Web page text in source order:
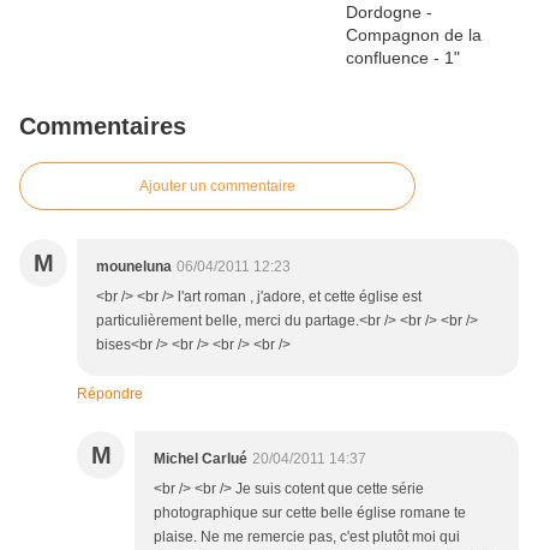
Commentaires
Ajouter un commentaire
M mouneluna 06/04/2011 12:23
<br /> <br /> l'art roman , j'adore, et cette église est
particulièrement belle, merci du partage.<br /> <br /> <br />
bises<br /> <br /> <br /> <br />
Répondre
M Michel Carlué 20/04/2011 14:37
<br /> <br /> Je suis cotent que cette série
photographique sur cette belle église romane te
plaise. Ne me remercie pas, c'est plutôt moi qui